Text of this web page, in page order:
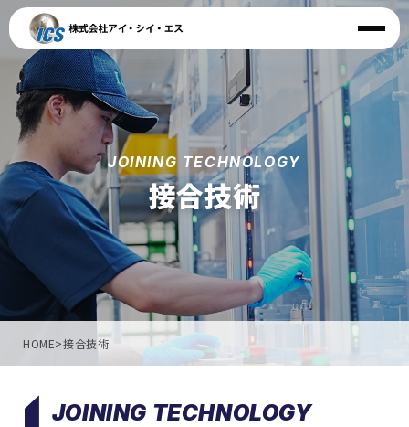
HOME>接合技術
JOINING TECHNOLOGY
接合技術
JOINING TECHNOLOGY